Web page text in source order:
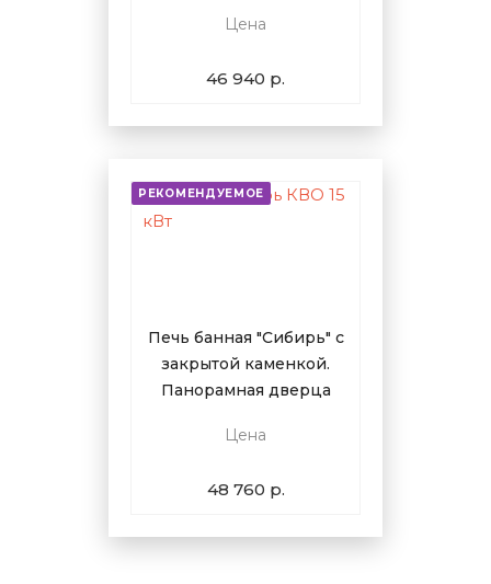
Цена
46 940 р.
РЕКОМЕНДУЕМОЕ
Печь банная "Сибирь" с
закрытой каменкой.
Панорамная дверца
Цена
48 760 р.